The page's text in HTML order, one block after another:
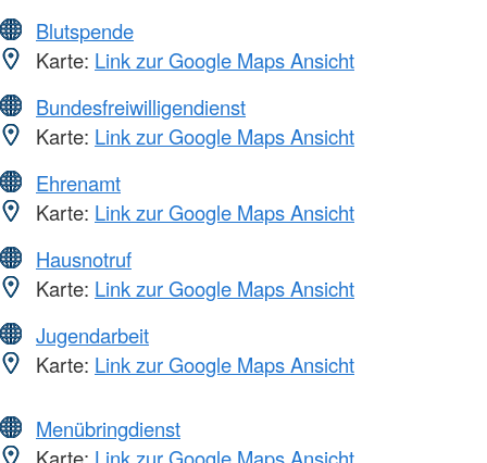
Blutspende
Karte: Link zur Google Maps Ansicht
Bundesfreiwilligendienst
Karte: Link zur Google Maps Ansicht
Ehrenamt
Karte: Link zur Google Maps Ansicht
Hausnotruf
Karte: Link zur Google Maps Ansicht
Jugendarbeit
Karte: Link zur Google Maps Ansicht
Menübringdienst